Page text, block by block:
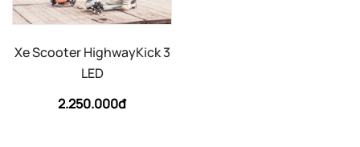
Xe Scooter HighwayKick 3
LED
2.250.000đ